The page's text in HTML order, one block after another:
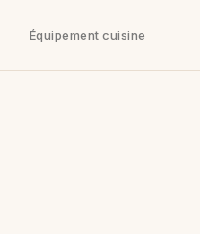
Équipement cuisine